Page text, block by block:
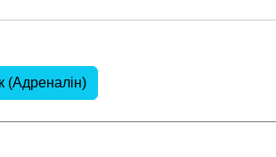
(Адреналін)